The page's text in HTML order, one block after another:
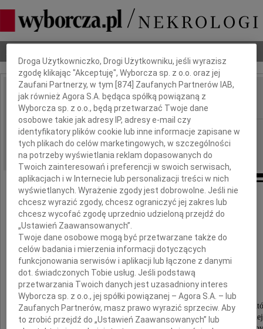
IMIĘ I NAZWISKO: Marian Poźniak
REGION: Wrocław
DATA EMISJI: 19.11.2009
Z głębokim żalem zawiadamiamy,
że 16 listopada 2009 roku zmarł
profesor sztuk plastycznych
Marian Poźniak
Wybitny malarz, nauczyciel wielu pokoleń
Wydziału Architektury Politechniki
Dbamy o Twoją prywatność
Droga Użytkowniczko, Drogi Użytkowniku, jeśli wyrazisz
zgodę klikając "Akceptuję", Wyborcza sp. z o.o. oraz jej
Zaufani Partnerzy, w tym [874 ] Zaufanych Partnerów IAB,
jak również Agora S.A. będąca spółką powiązaną z
Wyborcza sp. z o.o., będą przetwarzać Twoje dane
osobowe takie jak adresy IP, adresy e-mail czy
identyfikatory plików cookie lub inne informacje zapisane w
tych plikach do celów marketingowych, w szczególności
na potrzeby wyświetlania reklam dopasowanych do
Twoich zainteresowań i preferencji w swoich serwisach,
aplikacjach i w Internecie lub personalizacji treści w nich
wyświetlanych. Wyrażenie zgody jest dobrowolne. Jeśli nie
chcesz wyrazić zgody, chcesz ograniczyć jej zakres lub
chcesz wycofać zgodę uprzednio udzieloną przejdź do
„Ustawień Zaawansowanych”.
Twoje dane osobowe mogą być przetwarzane także do
celów badania i mierzenia informacji dotyczących
funkcjonowania serwisów i aplikacji lub łączone z danymi
dot. świadczonych Tobie usług. Jeśli podstawą
przetwarzania Twoich danych jest uzasadniony interes
Wyborcza sp. z o.o., jej spółki powiązanej – Agora S.A. – lub
Zaufanych Partnerów, masz prawo wyrazić sprzeciw. Aby
to zrobić przejdź do „Ustawień Zaawansowanych” lub